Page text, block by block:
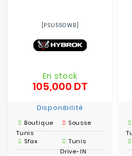
[PSU550WB]
En stock
105,000 DT
Disponibilité
Boutique
Tunis
Sousse
Sfax
Tunis
Drive-IN